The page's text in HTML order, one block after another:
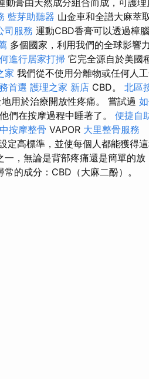
藍芽助聽器 山金車和全譜大麻萃
司服務 運動CBD香膏可以透過樟
多個國家，利用我們的全球影響力
進行居家打掃 它完全源自於美國
家 我們從不使用分離物或任何人
首選 護理之家 新店 CBD。 北區
用於治療開放性疼痛。 嘗試過
們在按摩過程中睡著了。 便捷自
按摩整骨 VAPOR 大里整骨服務
定高標準，並使每個人都能獲得
，無論是背部疼痛還是簡單的放
的成分：CBD（大麻二酚）。